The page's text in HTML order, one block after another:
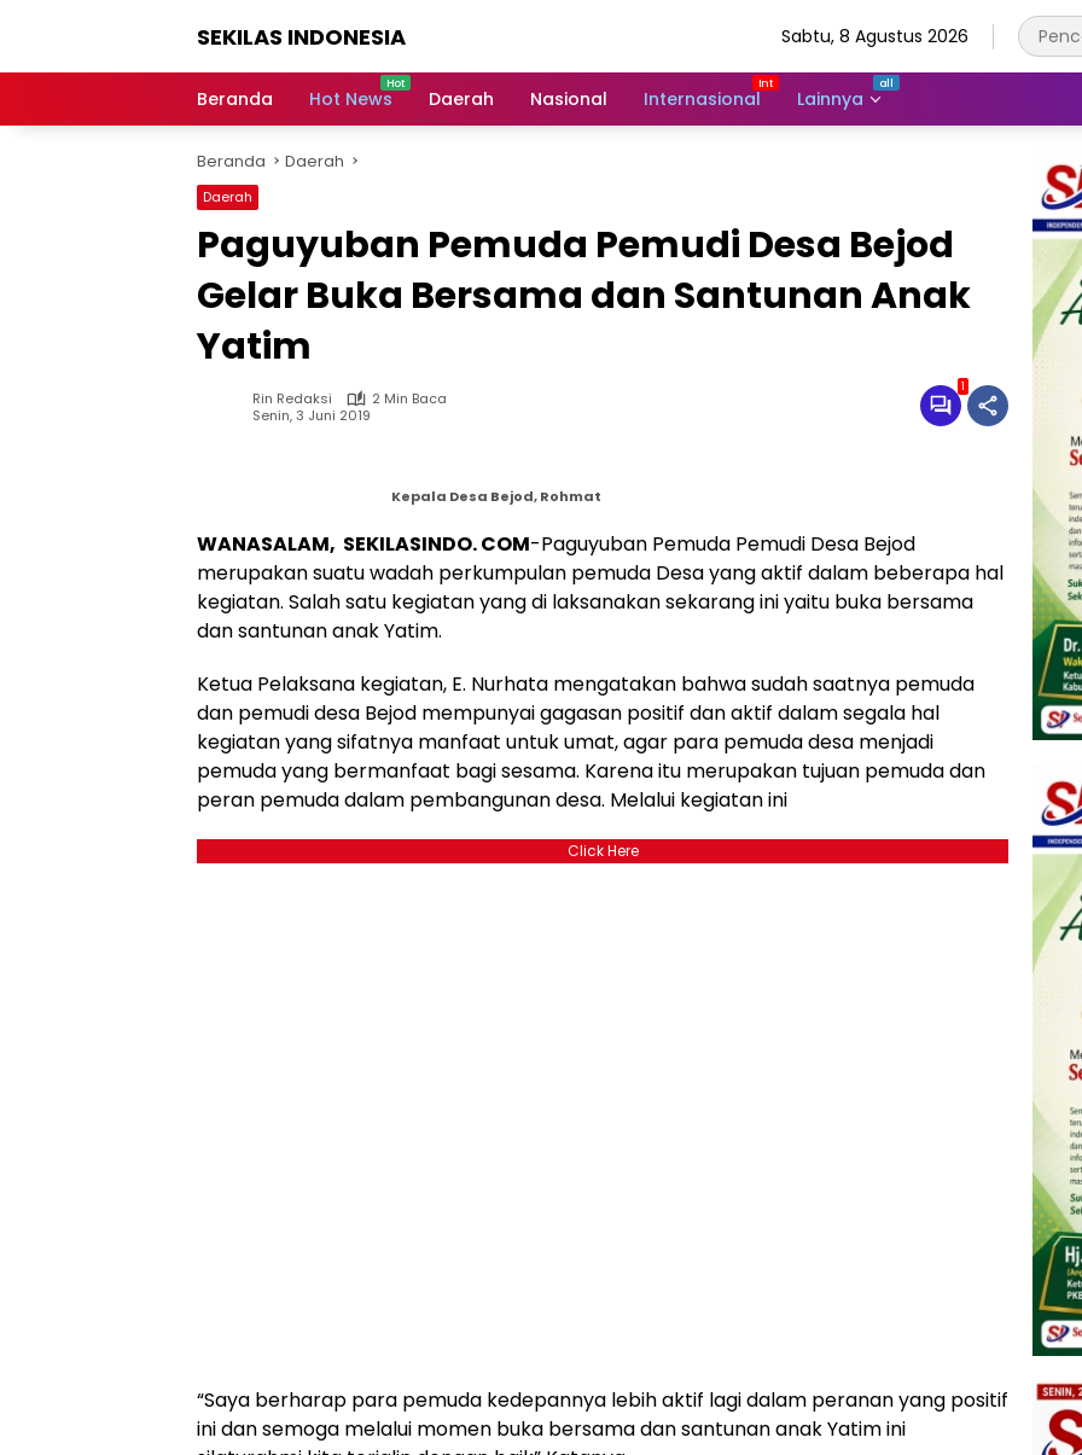
SEKILAS INDONESIA
Terkini,
Latest
World,
Headlines,
News
Today
Sabtu, 8 Agustus 2026
Beranda Hot News Daerah Nasional Internasional Lainnya
Beranda Daerah
Daerah
Paguyuban Pemuda Pemudi Desa Bejod
Gelar Buka Bersama dan Santunan Anak
Yatim
Rin Redaksi
2 Min Baca
Senin, 3 Juni 2019
1
Kepala Desa Bejod, Rohmat
WANASALAM, SEKILASINDO. COM-Paguyuban Pemuda Pemudi Desa Bejod
merupakan suatu wadah perkumpulan pemuda Desa yang aktif dalam beberapa hal
kegiatan. Salah satu kegiatan yang di laksanakan sekarang ini yaitu buka bersama
dan santunan anak Yatim.
Ketua Pelaksana kegiatan, E. Nurhata mengatakan bahwa sudah saatnya pemuda
dan pemudi desa Bejod mempunyai gagasan positif dan aktif dalam segala hal
kegiatan yang sifatnya manfaat untuk umat, agar para pemuda desa menjadi
pemuda yang bermanfaat bagi sesama. Karena itu merupakan tujuan pemuda dan
peran pemuda dalam pembangunan desa. Melalui kegiatan ini
Click Here
“Saya berharap para pemuda kedepannya lebih aktif lagi dalam peranan yang positif
ini dan semoga melalui momen buka bersama dan santunan anak Yatim ini